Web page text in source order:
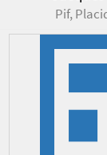
Pif,